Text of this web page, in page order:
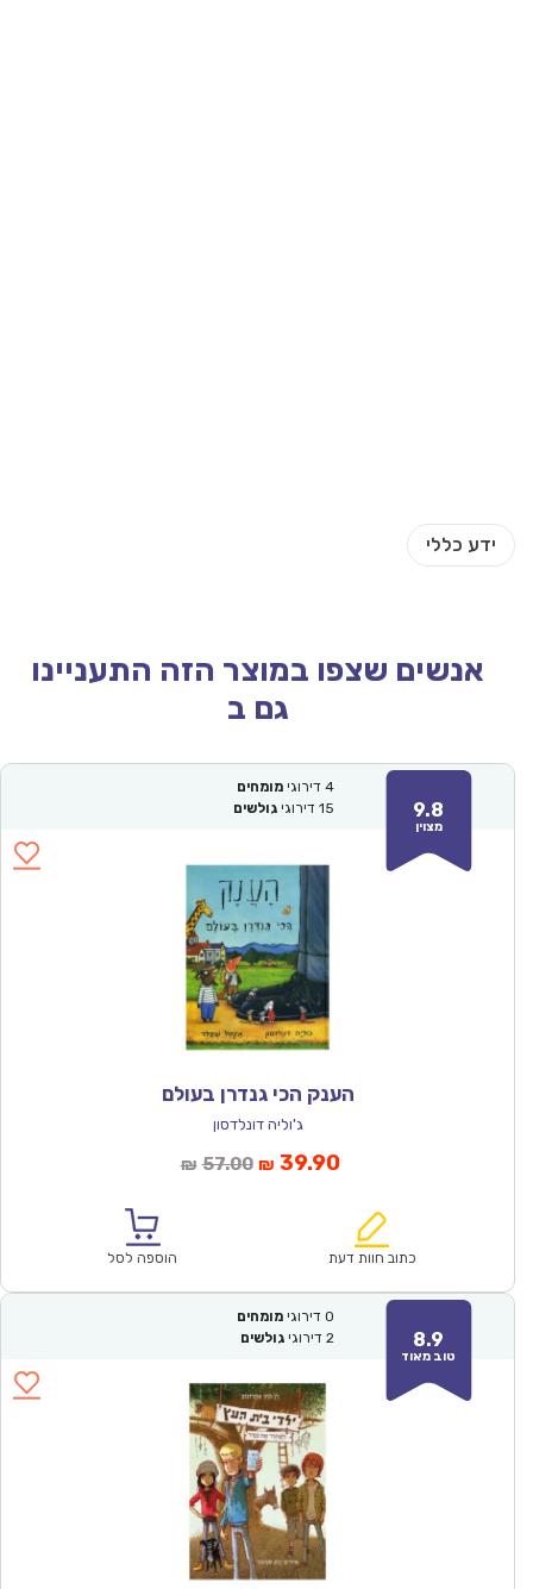
אנשים שצפו במוצר הזה התעניינו
גם ב
9.8
מצוין
4 דירוגי מומחים
15 דירוגי גולשים
הענק הכי גנדרן בעולם
ג'וליה דונלדסון
₪ 57.00המחיר
₪57.00.
₪ 39.90המחיר
הוא:
כתוב חוות דעת הוספה לסל
8.9
טוב מאוד
0 דירוגי מומחים
2 דירוגי גולשים